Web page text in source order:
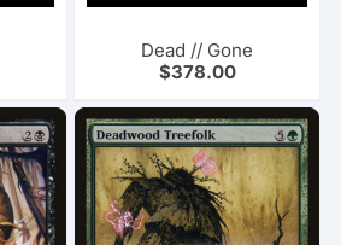
Dead // Gone
$378.00